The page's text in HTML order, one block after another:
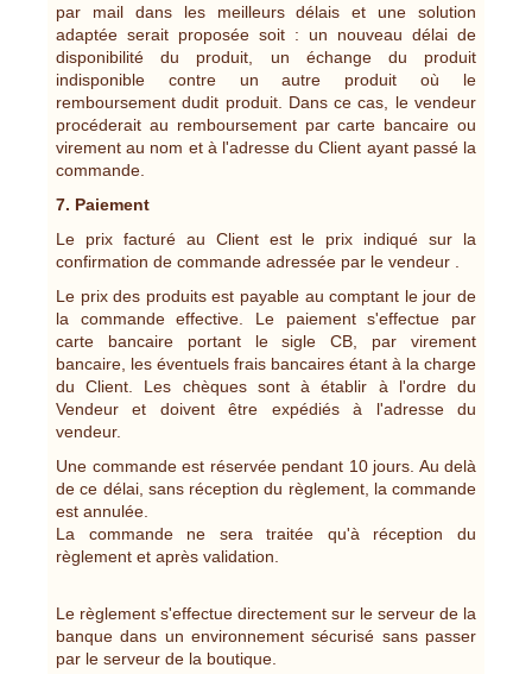
par mail dans les meilleurs délais et une solution
adaptée serait proposée soit : un nouveau délai de
disponibilité du produit, un échange du produit
indisponible contre un autre produit où le
remboursement dudit produit. Dans ce cas, le vendeur
procéderait au remboursement par carte bancaire ou
virement au nom et à l'adresse du Client ayant passé la
commande.
7. Paiement
Le prix facturé au Client est le prix indiqué sur la
confirmation de commande adressée par le vendeur .
Le prix des produits est payable au comptant le jour de
la commande effective. Le paiement s'effectue par
carte bancaire portant le sigle CB, par virement
bancaire, les éventuels frais bancaires étant à la charge
du Client. Les chèques sont à établir à l'ordre du
Vendeur et doivent être expédiés à l'adresse du
vendeur.
Une commande est réservée pendant 10 jours. Au delà
de ce délai, sans réception du règlement, la commande
est annulée.
La commande ne sera traitée qu'à réception du
règlement et après validation.
Le règlement s'effectue directement sur le serveur de la
banque dans un environnement sécurisé sans passer
par le serveur de la boutique.